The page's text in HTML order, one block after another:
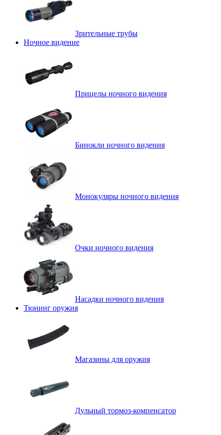
Зрительные трубы
Ночное видение
Прицелы ночного видения
Бинокли ночного видения
Монокуляры ночного видения
Очки ночного видения
Насадки ночного видения
Тюнинг оружия
Магазины для оружия
Дульный тормоз-компенсатор